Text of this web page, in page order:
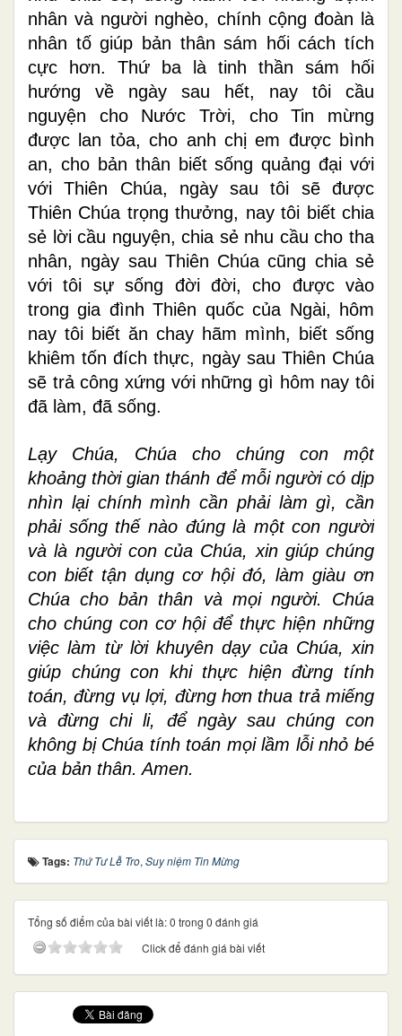
nhân và người nghèo, chính cộng đoàn là
nhân tố giúp bản thân sám hối cách tích
cực hơn. Thứ ba là tinh thần sám hối
hướng về ngày sau hết, nay tôi cầu
nguyện cho Nước Trời, cho Tin mừng
được lan tỏa, cho anh chị em được bình
an, cho bản thân biết sống quảng đại với
với Thiên Chúa, ngày sau tôi sẽ được
Thiên Chúa trọng thưởng, nay tôi biết chia
sẻ lời cầu nguyện, chia sẻ nhu cầu cho tha
nhân, ngày sau Thiên Chúa cũng chia sẻ
với tôi sự sống đời đời, cho được vào
trong gia đình Thiên quốc của Ngài, hôm
nay tôi biết ăn chay hãm mình, biết sống
khiêm tốn đích thực, ngày sau Thiên Chúa
sẽ trả công xứng với những gì hôm nay tôi
đã làm, đã sống.
Lạy Chúa, Chúa cho chúng con một
khoảng thời gian thánh để mỗi người có dịp
nhìn lại chính mình cần phải làm gì, cần
phải sống thế nào đúng là một con người
và là người con của Chúa, xin giúp chúng
con biết tận dụng cơ hội đó, làm giàu ơn
Chúa cho bản thân và mọi người. Chúa
cho chúng con cơ hội để thực hiện những
việc làm từ lời khuyên dạy của Chúa, xin
giúp chúng con khi thực hiện đừng tính
toán, đừng vụ lợi, đừng hơn thua trả miếng
và đừng chi li, để ngày sau chúng con
không bị Chúa tính toán mọi lầm lỗi nhỏ bé
của bản thân. Amen.
Tags: Thứ Tư Lễ Tro, Suy niệm Tin Mừng
Tổng số điểm của bài viết là: 0 trong 0 đánh giá
Click để đánh giá bài viết